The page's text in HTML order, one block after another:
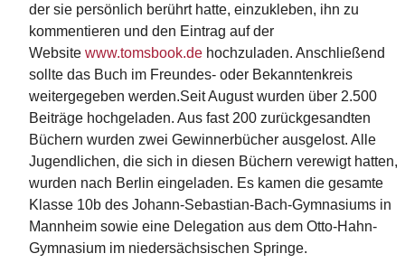
der sie persönlich berührt hatte, einzukleben, ihn zu
kommentieren und den Eintrag auf der
Website www.tomsbook.de hochzuladen. Anschließend
sollte das Buch im Freundes- oder Bekanntenkreis
weitergegeben werden.Seit August wurden über 2.500
Beiträge hochgeladen. Aus fast 200 zurückgesandten
Büchern wurden zwei Gewinnerbücher ausgelost. Alle
Jugendlichen, die sich in diesen Büchern verewigt hatten,
wurden nach Berlin eingeladen. Es kamen die gesamte
Klasse 10b des Johann-Sebastian-Bach-Gymnasiums in
Mannheim sowie eine Delegation aus dem Otto-Hahn-
Gymnasium im niedersächsischen Springe.